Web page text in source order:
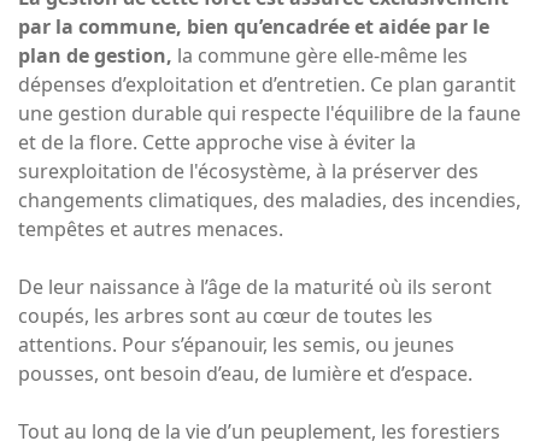
par la commune, bien qu’encadrée et aidée par le
plan de gestion, la commune gère elle-même les
dépenses d’exploitation et d’entretien. Ce plan garantit
une gestion durable qui respecte l'équilibre de la faune
et de la flore. Cette approche vise à éviter la
surexploitation de l'écosystème, à la préserver des
changements climatiques, des maladies, des incendies,
tempêtes et autres menaces.
De leur naissance à l’âge de la maturité où ils seront
coupés, les arbres sont au cœur de toutes les
attentions. Pour s’épanouir, les semis, ou jeunes
pousses, ont besoin d’eau, de lumière et d’espace.
Tout au long de la vie d’un peuplement, les forestiers